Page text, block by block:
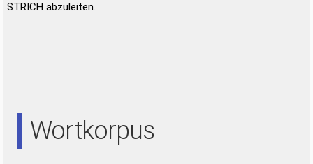
STRICH abzuleiten.
Wortkorpus